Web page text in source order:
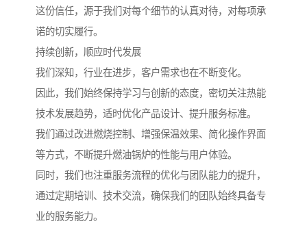
这份信任，源于我们对每个细节的认真对待，对每项承
诺的切实履行。
持续创新，顺应时代发展
我们深知，行业在进步，客户需求也在不断变化。
因此，我们始终保持学习与创新的态度，密切关注热能
技术发展趋势，适时优化产品设计、提升服务标准。
我们通过改进燃烧控制、增强保温效果、简化操作界面
等方式，不断提升燃油锅炉的性能与用户体验。
同时，我们也注重服务流程的优化与团队能力的提升，
通过定期培训、技术交流，确保我们的团队始终具备专
业的服务能力。